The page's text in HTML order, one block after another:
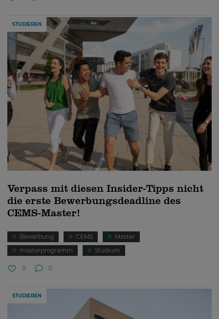
STUDIEREN
Verpass mit diesen Insider-Tipps nicht
die erste Bewerbungsdeadline des
CEMS-Master!
Bewerbung CEMS
Master
masterprogramm
Studium
0 0
STUDIEREN